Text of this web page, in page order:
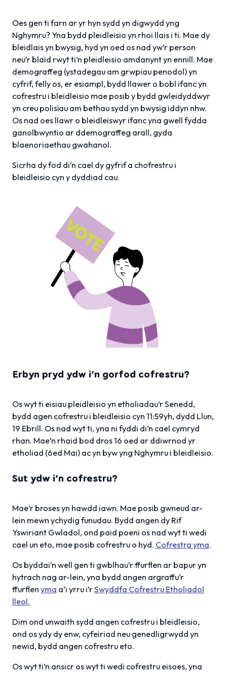
Oes gen ti farn ar yr hyn sydd yn digwydd yng
Nghymru? Yna bydd pleidleisio yn rhoi llais i ti. Mae dy
bleidlais yn bwysig, hyd yn oed os nad yw’r person
neu’r blaid rwyt ti’n pleidleisio amdanynt yn ennill. Mae
demograffeg (ystadegau am grwpiau penodol) yn
cyfrif, felly os, er esiampl, bydd llawer o bobl ifanc yn
cofrestru i bleidleisio mae posib y bydd gwleidyddwyr
yn creu polisïau am bethau sydd yn bwysig iddyn nhw.
Os nad oes llawr o bleidleiswyr ifanc yna gwell fydda
ganolbwyntio ar ddemograffeg arall, gyda
blaenoriaethau gwahanol.
Sicrha dy fod di’n cael dy gyfrif a chofrestru i
bleidleisio cyn y dyddiad cau.
Erbyn pryd ydw i’n gorfod cofrestru?
Os wyt ti eisiau pleidleisio yn etholiadau’r Senedd,
bydd agen cofrestru i bleidleisio cyn 11:59yh, dydd Llun,
19 Ebrill. Os nad wyt ti, yna ni fyddi di’n cael cymryd
rhan. Mae’n rhaid bod dros 16 oed ar ddiwrnod yr
etholiad (6ed Mai) ac yn byw yng Nghymru i bleidleisio.
Sut ydw i’n cofrestru?
Mae’r broses yn hawdd iawn. Mae posib gwneud ar-
lein mewn ychydig funudau. Bydd angen dy Rif
Yswiriant Gwladol, ond paid poeni os nad wyt ti wedi
cael un eto, mae posib cofrestru o hyd. Cofrestra yma.
Os byddai’n well gen ti gwblhau’r ffurflen ar bapur yn
hytrach nag ar-lein, yna bydd angen argraffu’r
ffurflen yma a’i yrru i’rSwyddfa Cofrestru Etholiadol
lleol.
Dim ond unwaith sydd angen cofrestru i bleidleisio,
ond os ydy dy enw, cyfeiriad neu genedligrwydd yn
newid, bydd angen cofrestru eto.
Os wyt ti’n ansicr os wyt ti wedi cofrestru eisoes, yna